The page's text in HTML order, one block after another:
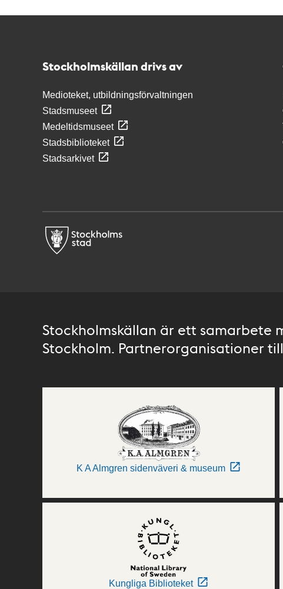
Stockholmskällan drivs av
Medioteket, utbildningsförvaltningen
Stadsmuseet
Medeltidsmuseet
Stadsbiblioteket
Stadsarkivet
Stockholmskällan är ett samarbete
Stockholm. Partnerorganisationer
K A Almgren sidenväveri & museum
Kungliga Biblioteket